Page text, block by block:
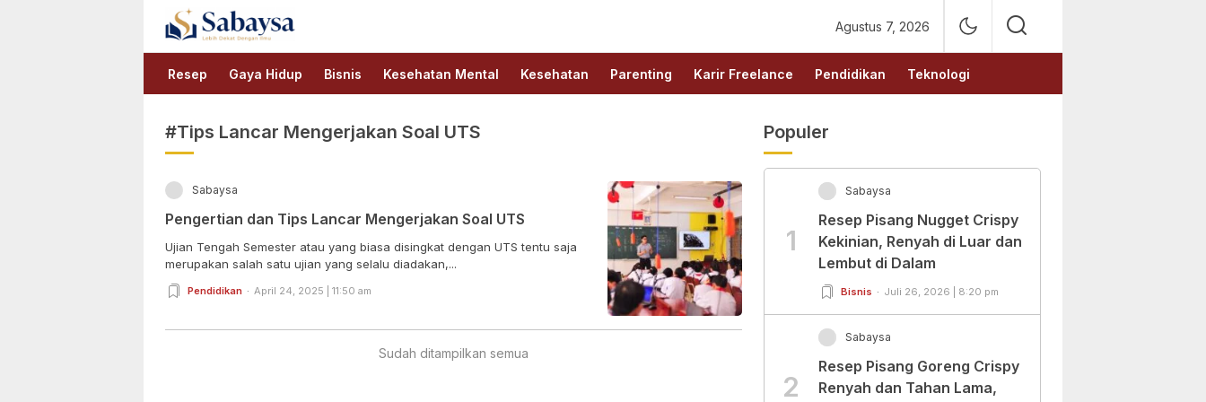
Sabaysa
Lebih Dekat Dengan Ilmu
Agustus 7, 2026
Resep Gaya Hidup Bisnis Kesehatan Mental Kesehatan Parenting Karir Freelance Pendidikan Teknologi
#Tips Lancar Mengerjakan Soal UTS
Sabaysa
Pengertian dan Tips Lancar Mengerjakan Soal UTS
Ujian Tengah Semester atau yang biasa disingkat dengan UTS tentu saja
merupakan salah satu ujian yang selalu diadakan,...
Pendidikan April 24, 2025 | 11:50 am
Sudah ditampilkan semua
Populer
1
Sabaysa
Resep Pisang Nugget Crispy
Kekinian, Renyah di Luar dan
Lembut di Dalam
Bisnis Juli 26, 2026 | 8:20 pm
2
Sabaysa
Resep Pisang Goreng Crispy
Renyah dan Tahan Lama,